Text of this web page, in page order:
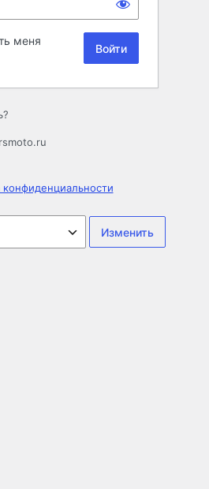
меня
конфиденциальности